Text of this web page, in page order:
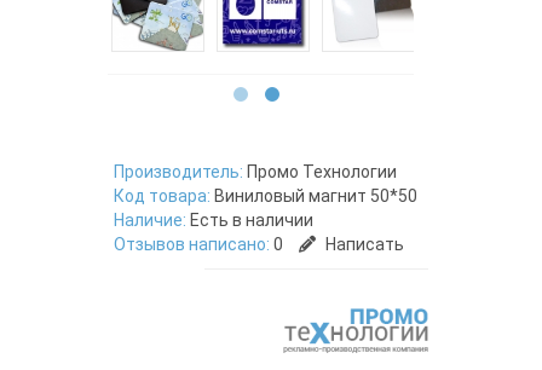
Производитель: Промо Технологии
Код товара: Виниловый магнит 50*50
Наличие: Есть в наличии
Отзывов написано: 0 Написать